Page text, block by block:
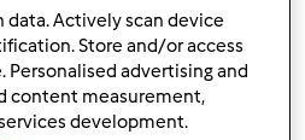
di pasta di zucchero e
usato 3 differenti
data. Actively scan device
Store and/or access
Personalised advertising and
content measurement,
development.